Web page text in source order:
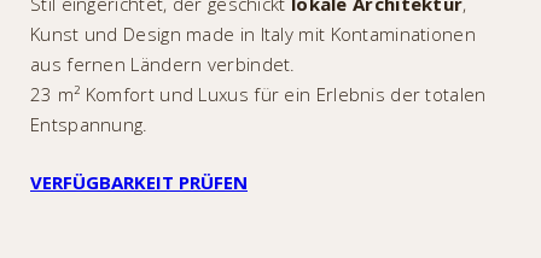
Kunst und Design made in Italy mit Kontaminationen
aus fernen Ländern verbindet.
23 m² Komfort und Luxus für ein Erlebnis der totalen
Entspannung.
VERFÜGBARKEIT PRÜFEN